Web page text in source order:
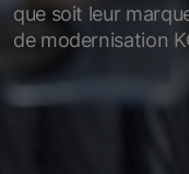
que soit leur
de modernisation